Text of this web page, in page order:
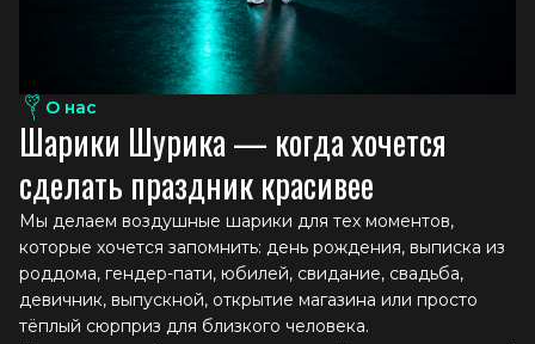
О нас
Шарики Шурика— когдахочется
сделать праздниккрасивее
Мы делаем воздушные шарики для тех моментов,
которые хочется запомнить: день рождения, выписка из
роддома, гендер-пати, юбилей, свидание, свадьба,
девичник, выпускной, открытие магазина или просто
тёплый сюрприз для близкого человека.